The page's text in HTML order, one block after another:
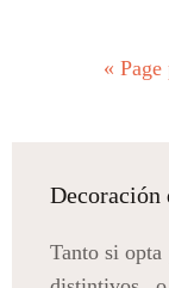
« Page
Decoración
Tanto si opta